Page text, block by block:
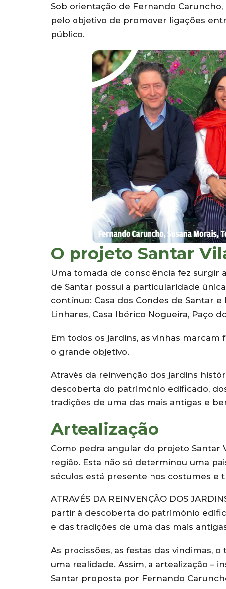
Sob orientação de Fernando
pelo objetivo de promover ligações
público.
O projeto Santar
Uma tomada de consciência fez surgir
de Santar possui a particularidade
contínuo: Casa dos Condes de Santar e
Linhares, Casa Ibérico Nogueira, Paço
Em todos os jardins, as vinhas
o grande objetivo.
Através da reinvenção dos jardins
descoberta do património edificado,
tradições de uma das mais antigas e
Artealização
Como pedra angular do projeto Santar
região. Esta não só determinou uma
séculos está presente nos costumes e
ATRAVÉS DA REINVENÇÃO DOS
partir à descoberta do património
e das tradições de uma das mais
As procissões, as festas das vindimas,
uma realidade. Assim, a artealização –
Santar proposta por Fernando